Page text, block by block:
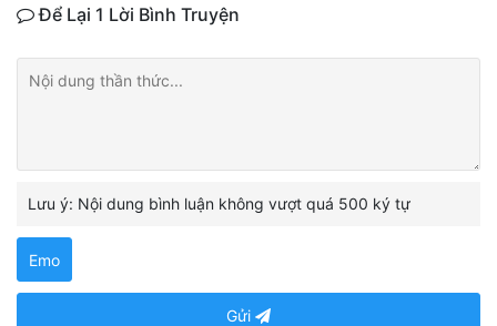
Để Lại 1 Lời Bình Truyện
Lưu ý: Nội dung bình luận không vượt quá 500 ký tự
Emo
Gửi